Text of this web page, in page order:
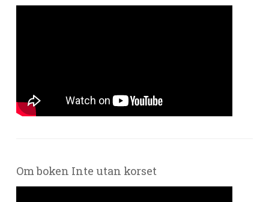
Om boken Inte utan korset